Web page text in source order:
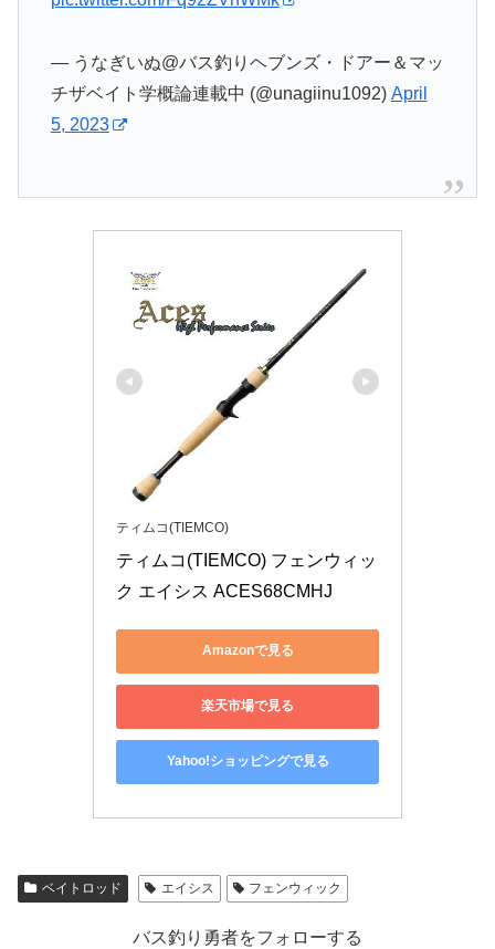
— うなぎいぬ@バス釣りヘブンズ・ドアー＆マッ
チザベイト学概論連載中 (@unagiinu1092) April
5, 2023
ティムコ(TIEMCO)
ティムコ(TIEMCO) フェンウィッ
ク エイシス ACES68CMHJ
Amazonで見る
楽天市場で見る
Yahoo!ショッピングで見る
ベイトロッド エイシス フェンウィック
バス釣り勇者をフォローする